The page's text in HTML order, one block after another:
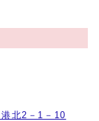
北2－1－10